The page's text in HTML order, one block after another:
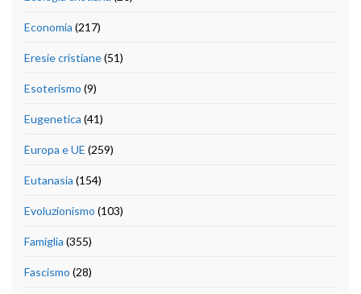
Economia (217)
Eresie cristiane(51)
Esoterismo (9)
Eugenetica (41)
Europa e UE (259)
Eutanasia (154)
Evoluzionismo (103)
Famiglia (355)
Fascismo (28)